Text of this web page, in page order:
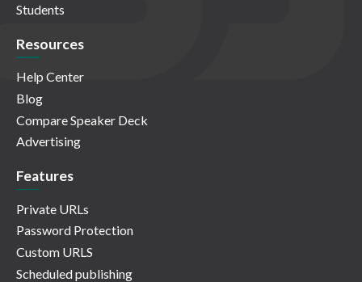
Students
Resources
Help Center
Blog
Compare Speaker Deck
Advertising
Features
Private URLs
Password Protection
Custom URLS
Scheduled publishing